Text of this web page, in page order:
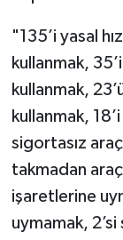
"135’i yasal
kullanmak,
kullanmak,
kullanmak,
sigortasız
takmadan
işaretlerine
uymamak,